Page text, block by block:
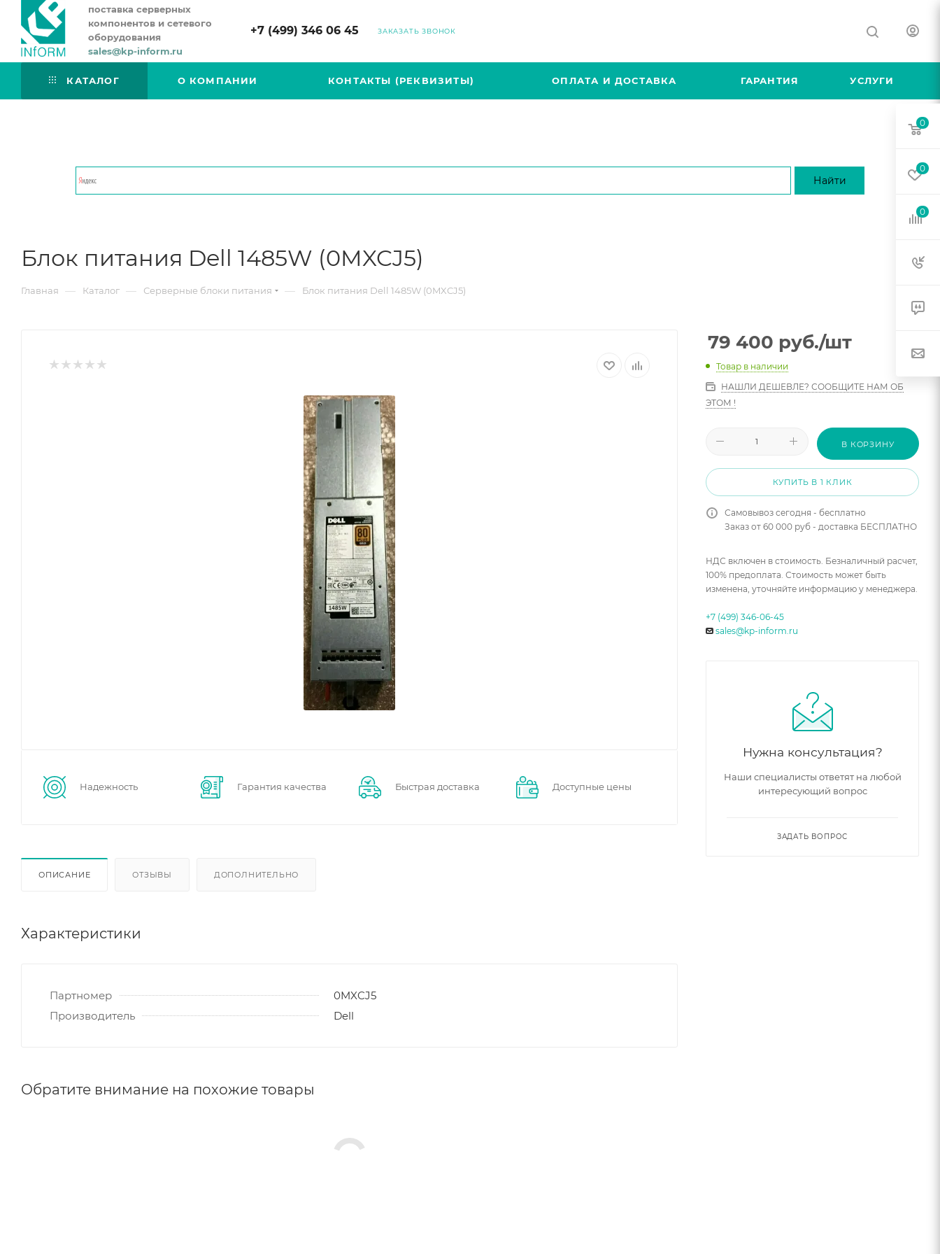
поставка серверных
компонентов и сетевого
оборудования
sales@kp-inform.ru
+7 (499) 346 06 45 ЗАКАЗАТЬ ЗВОНОК
КАТАЛОГ О КОМПАНИИ КОНТАКТЫ (РЕКВИЗИТЫ) ОПЛАТА И ДОСТАВКА ГАРАНТИЯ УСЛУГИ
Блок питания Dell 1485W (0MXCJ5)
Главная — Каталог — Серверные блоки питания — Блок питания Dell 1485W (0MXCJ5)
Надежность Гарантия качества Быстрая доставка Доступные цены
ОПИСАНИЕ ОТЗЫВЫ ДОПОЛНИТЕЛЬНО
Характеристики
Партномер
0MXCJ5
Производитель
Dell
Обратите внимание на похожие товары
79 400 руб./шт
Товар в наличии
НАШЛИ ДЕШЕВЛЕ? СООБЩИТЕ НАМ ОБ
ЭТОМ !
В КОРЗИНУ
КУПИТЬ В 1 КЛИК
Самовывоз сегодня - бесплатно
Заказ от 60 000 руб - доставка БЕСПЛАТНО
НДС включен в стоимость. Безналичный расчет,
100% предоплата. Стоимость может быть
изменена, уточняйте информацию у менеджера.
+7 (499) 346-06-45
sales@kp-inform.ru
Нужна консультация?
Наши специалисты ответят на любой
интересующий вопрос
ЗАДАТЬ ВОПРОС
0
0
0